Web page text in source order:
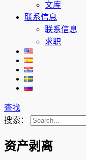
文库
联系信息
联系信息
求职
查找
搜索：
资产剥离